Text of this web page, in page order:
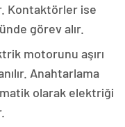
Kontaktörler ise
görev alır.
motorunu aşırı
Anahtarlama
olarak elektriği